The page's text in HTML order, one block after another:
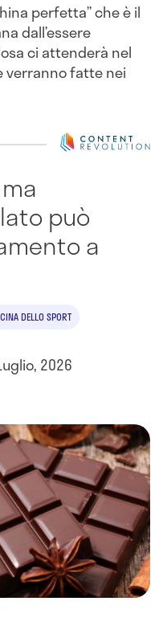
perfetta” che è il
dall’essere
ci attenderà nel
verranno fatte nei
può
a
DELLO SPORT
2026